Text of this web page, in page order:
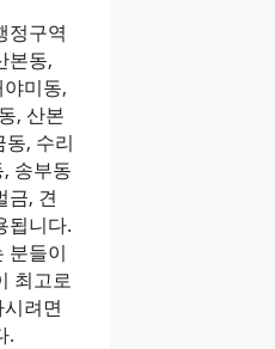
정구역
본동,
미동,
, 산본
, 수리
송부동
금, 견
됩니다.
분들이
최고로
려면
.